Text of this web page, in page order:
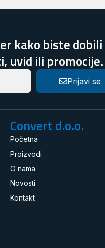
kako biste dobili
uvid ili promocije.
Prijavi se
Convert d.o.o.
Početna
Proizvodi
O nama
Novosti
Kontakt